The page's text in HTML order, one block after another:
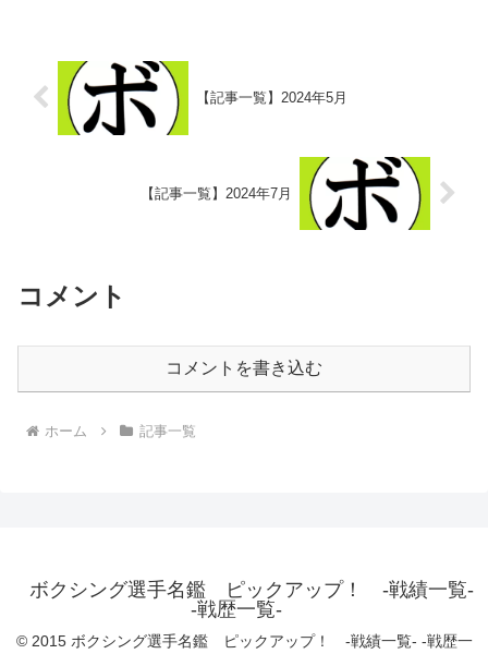
【記事一覧】2024年5月
【記事一覧】2024年7月
コメント
コメントを書き込む
ホーム 記事一覧
ボクシング選手名鑑 ピックアップ！ -戦績一覧-
-戦歴一覧-
© 2015 ボクシング選手名鑑 ピックアップ！ -戦績一覧- -戦歴一